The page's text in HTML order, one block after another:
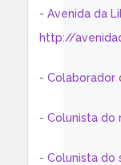
- Avenida da
http://
- Colaborador
- Colunista do
- Colunista do